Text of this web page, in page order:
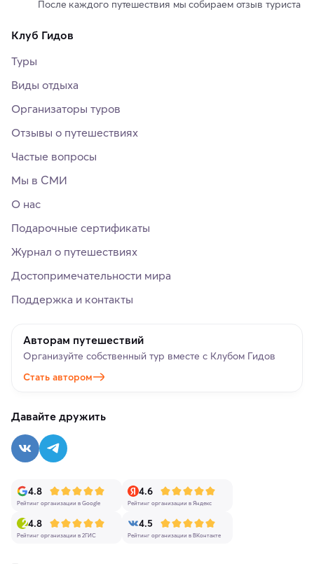
После каждого путешествия мы собираем отзыв туриста
Клуб Гидов
Туры
Виды отдыха
Организаторы туров
Отзывы о путешествиях
Частые вопросы
Мы в СМИ
О нас
Подарочные сертификаты
Журнал о путешествиях
Достопримечательности мира
Поддержка и контакты
Авторам путешествий
Организуйте собственный тур вместе с Клубом Гидов
Стать автором
Давайте дружить
4.8
Рейтинг организации в Google
4.6
Рейтинг организации в Яндекс
4.8
Рейтинг организации в 2ГИС
4.5
Рейтинг организации в ВКонтакте